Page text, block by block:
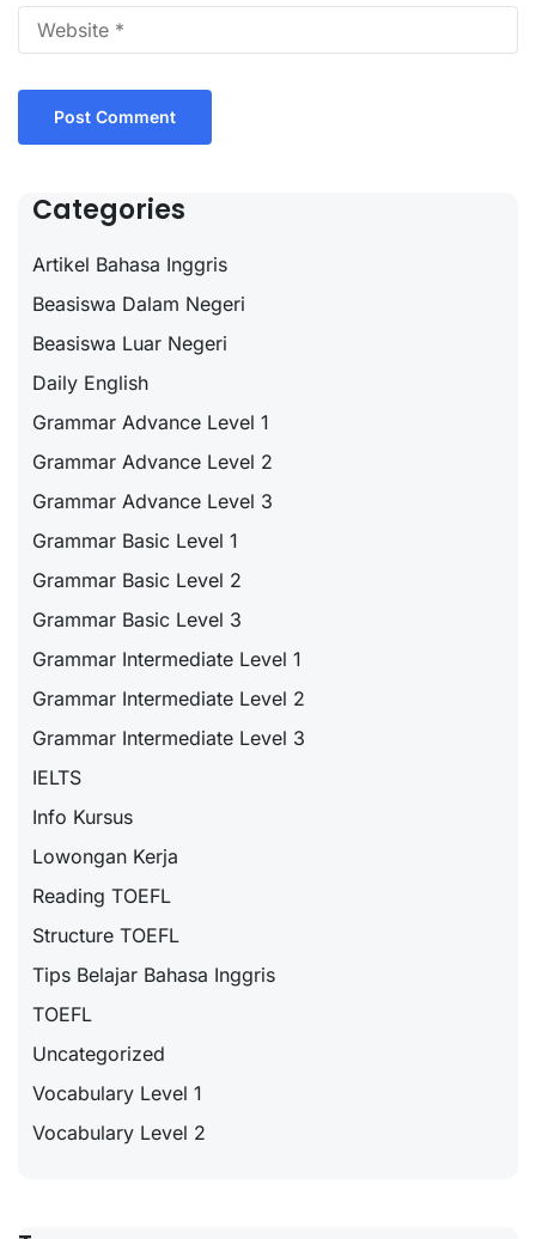
Categories
Artikel Bahasa Inggris
Beasiswa Dalam Negeri
Beasiswa Luar Negeri
Daily English
Grammar Advance Level 1
Grammar Advance Level 2
Grammar Advance Level 3
Grammar Basic Level 1
Grammar Basic Level 2
Grammar Basic Level 3
Grammar Intermediate Level 1
Grammar Intermediate Level 2
Grammar Intermediate Level 3
IELTS
Info Kursus
Lowongan Kerja
Reading TOEFL
Structure TOEFL
Tips Belajar Bahasa Inggris
TOEFL
Uncategorized
Vocabulary Level 1
Vocabulary Level 2